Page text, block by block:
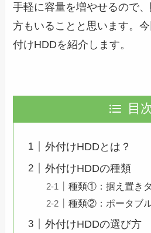
手軽に容量を増やせるので
方もいることと思います。
付けHDDを紹介します。
目
外付けHDDとは？
外付けHDDの種類
種類①：据え置き
種類②：ポータブ
外付けHDDの選び方